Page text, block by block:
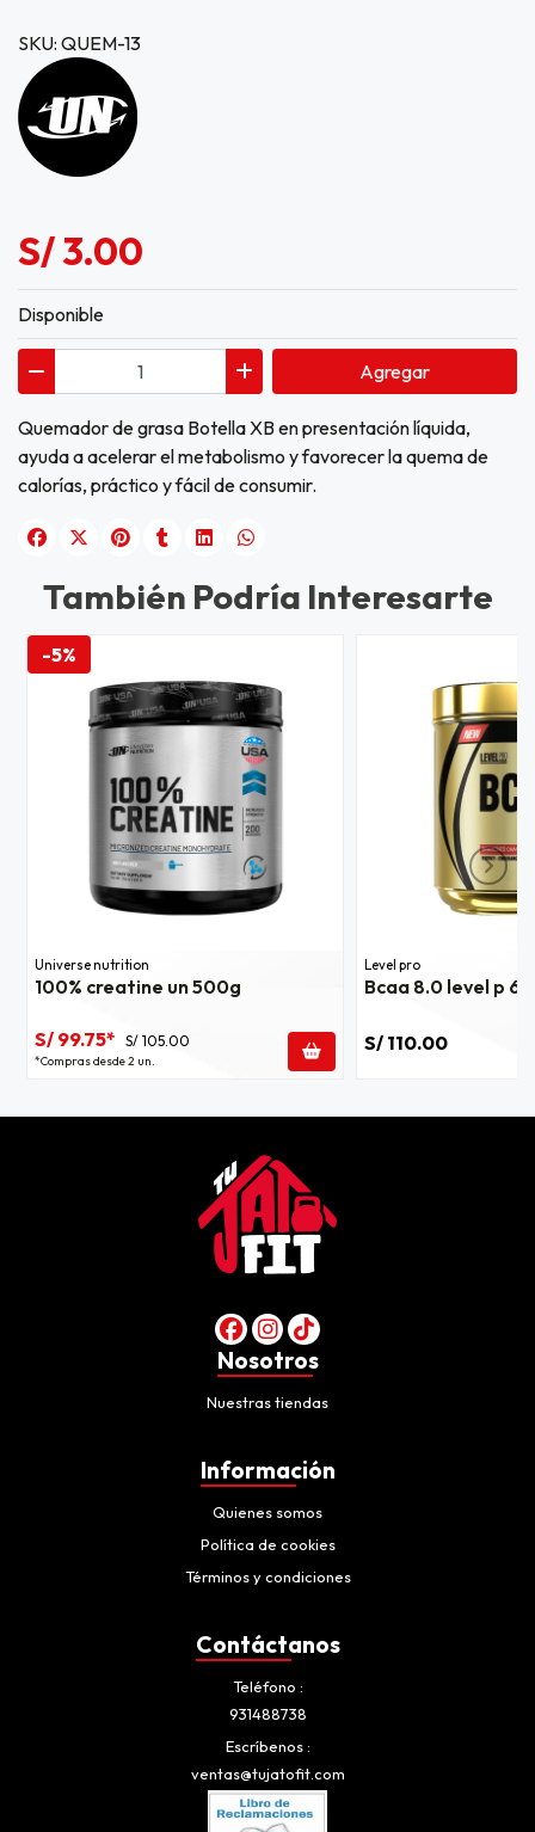
SKU: QUEM-13
S/ 3.00
Disponible
Agregar
Quemador de grasa Botella XB en presentación líquida,
ayuda a acelerar el metabolismo y favorecer la quema de
calorías, práctico y fácil de consumir.
También Podría Interesarte
-5%
Universe nutrition
100% creatine un 500g
S/ 99.75* S/ 105.00
*Compras desde 2 un.
Level pro
Bcaa 8.0 level p
S/ 110.00
Nosotros
Nuestras tiendas
Información
Quienes somos
Política de cookies
Términos y condiciones
Contáctanos
Teléfono
931488738
Escríbenos
ventas@tujatofit.com